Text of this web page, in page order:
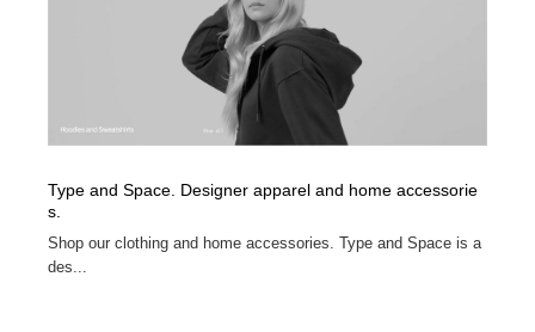
Type and Space. Designer apparel and home accessorie
s.
Shop our clothing and home accessories. Type and Space is a
des...